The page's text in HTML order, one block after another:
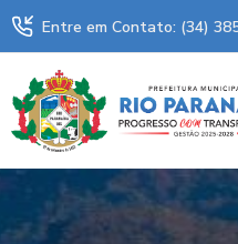
Entre em Contato: (34)